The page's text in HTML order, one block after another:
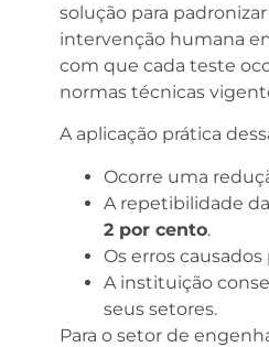
solução para
intervenção humana
com que cada teste
normas técnicas
A aplicação prática
Ocorre uma
A repetibilidade
2 por cento.
Os erros
A instituição
seus setores.
Para o setor de